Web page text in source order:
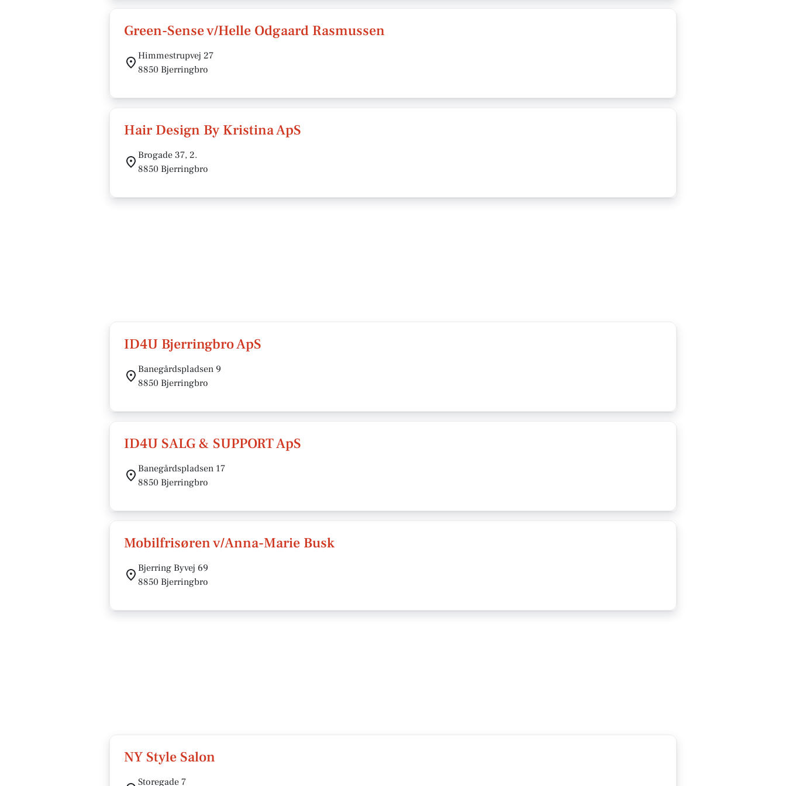
Green-Sense v/Helle Odgaard Rasmussen
Himmestrupvej 27
8850 Bjerringbro
Hair Design By Kristina ApS
Brogade 37, 2.
8850 Bjerringbro
ID4U Bjerringbro ApS
Banegårdspladsen 9
8850 Bjerringbro
ID4U SALG & SUPPORT ApS
Banegårdspladsen 17
8850 Bjerringbro
Mobilfrisøren v/Anna-Marie Busk
Bjerring Byvej 69
8850 Bjerringbro
NY Style Salon
Storegade 7